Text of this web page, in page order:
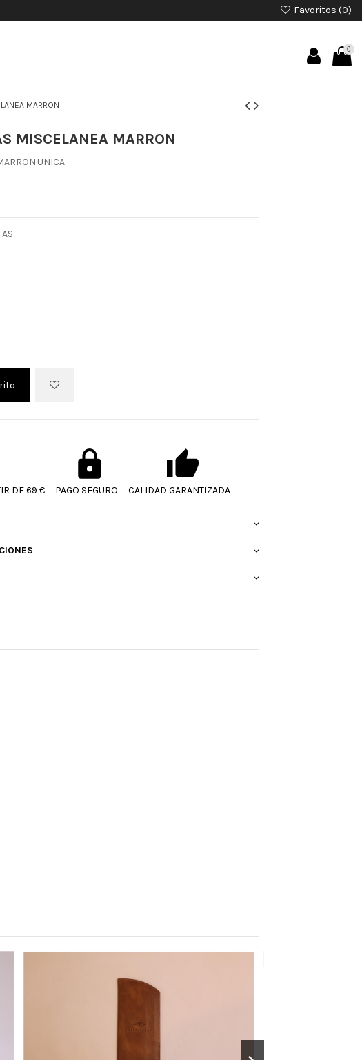
Favoritos (0)
0
MARRON
MISCELANEA MARRON
DE 69 € PAGO SEGURO CALIDAD GARANTIZADA